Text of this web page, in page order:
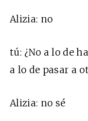
Alizia: no
tú: ¿No a lo de
a lo de pasar a
Alizia: no sé